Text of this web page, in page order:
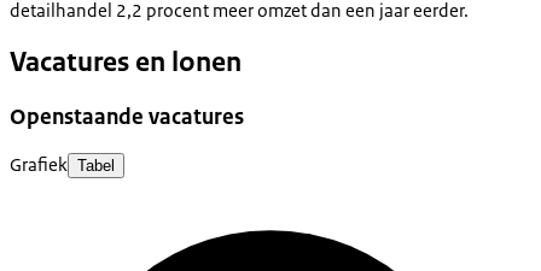
detailhandel 2,2 procent meer omzet dan een jaar eerder.
Vacatures en lonen
Openstaande vacatures
Grafiek Tabel